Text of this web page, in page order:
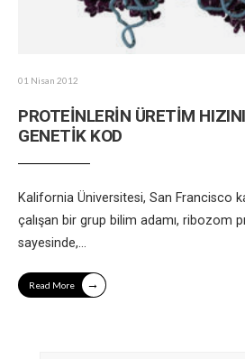
01 Nisan 2012
PROTEİNLERİN ÜRETİM
GENETİK KOD
Kalifornia Üniversitesi, San Francisco
çalışan bir grup bilim adamı, ribozom
sayesinde,...
Read More →